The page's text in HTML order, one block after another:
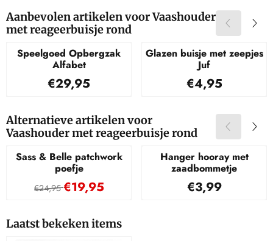
Aanbevolen artikelen voorVaashouder
met reageerbuisje rond
Speelgoed Opbergzak
Alfabet
Prijs: 29,95
€29,95
Glazen buisje met zeepjes
Juf
Prijs: 4,95
€4,95
Alternatieve artikelen voor
Vaashouder met reageerbuisje rond
Sass & Belle patchwork
poefje
Van 24,95 voor 19,95
€24,95€19,95
Hanger hooray met
zaadbommetje
Prijs: 3,99
€3,99
Laatst bekeken items